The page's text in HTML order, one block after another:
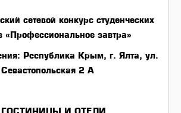
сетевой конкурс студенческих
«Профессиональное завтра»
Республика Крым, г. Ялта, ул.
Севастопольская 2 А